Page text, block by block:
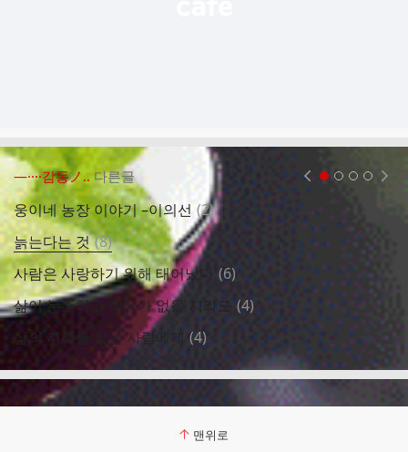
―····감동ノ..다른글
웅이네 농장 이야기 –이의선 댓
글
(2)
늙는다는 것댓
글
(8)
사람은 사랑하기 위해 태어났다 댓
글
(6)
삶이 분주하고 여유가 없을 지라도
댓
글
(4)
삶의 지혜를 찾는 사람에게 댓
(4)
맨위로